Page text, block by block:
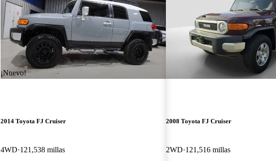
¡Nuevo!
2014 Toyota FJ Cruiser
4WD 121,538 millas
2008 Toyota FJ Cruiser
2WD 121,516 millas